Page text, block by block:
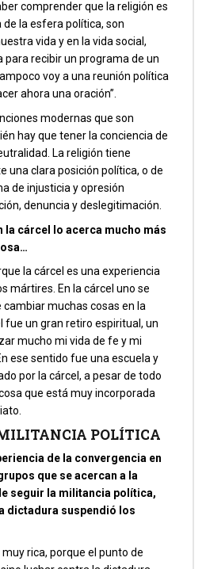
comprender que la religión es
la esfera política, son
vida y en la vida social,
para recibir un programa de un
voy a una reunión política
ahora una oración”.
modernas que son
hay que tener la conciencia de
La religión tiene
una clara posición política, o de
de injusticia y opresión
denuncia y deslegitimación.
la cárcel lo acerca mucho más
la cárcel es una experiencia
mártires. En la cárcel uno se
cambiar muchas cosas en la
fue un gran retiro espiritual, un
mucho mi vida de fe y mi
ese sentido fue una escuela y
por la cárcel, a pesar de todo
que está muy incorporada
POLÍTICA
de la convergencia en
que se acercan a la
seguir la militancia política,
dictadura suspendió los
rica, porque el punto de